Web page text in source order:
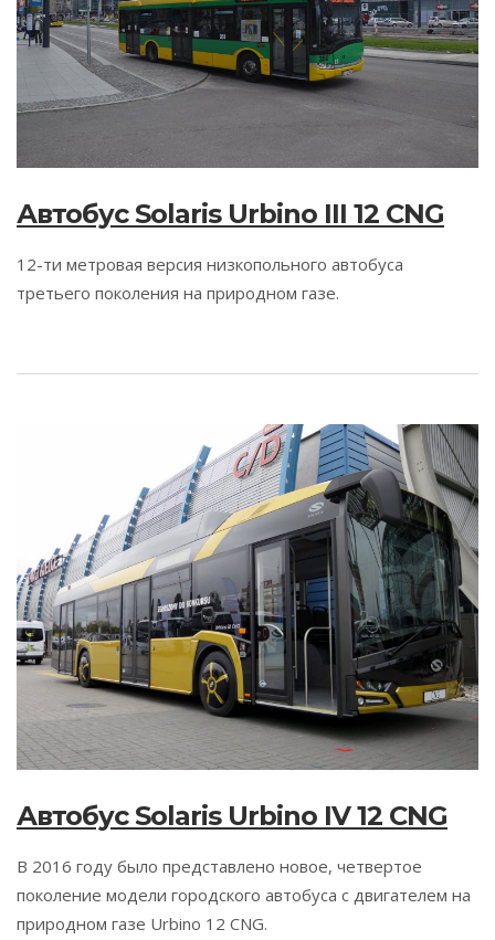
Автобус Solaris Urbino III 12 CNG
12-ти метровая версия низкопольного автобуса
третьего поколения на природном газе.
Автобус Solaris Urbino IV 12 CNG
В 2016 году было представлено новое, четвертое
поколение модели городского автобуса с двигателем на
природном газе Urbino 12 CNG.